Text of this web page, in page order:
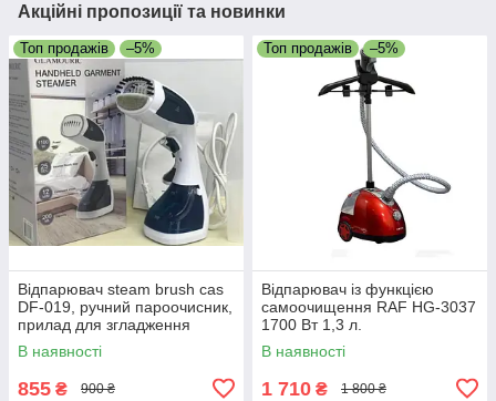
Акційні пропозиції та новинки
Топ продажів –5%
Відпарювач steam brush cas
DF-019, ручний пароочисник,
прилад для згладження
В наявності
855 ₴ 900 ₴
Топ продажів –5%
Відпарювач із функцією
самоочищення RAF HG-3037
1700 Вт 1,3 л.
В наявності
1 710 ₴ 1 800 ₴